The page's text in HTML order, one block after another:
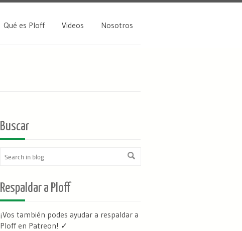
Qué es Ploff Videos Nosotros
Buscar
Respaldar a Ploff
¡Vos también podes ayudar a respaldar a
Ploff en Patreon! ✓